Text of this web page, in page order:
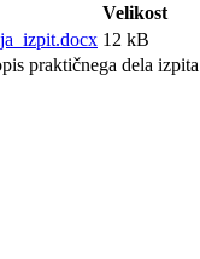
Velikost
12 kB
praktičnega dela